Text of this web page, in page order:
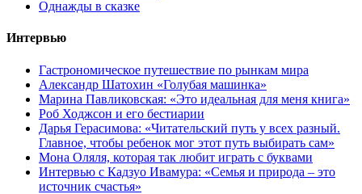
Однажды в сказке
Интервью
Гастрономическое путешествие по рынкам мира
Александр Шатохин «Голубая машинка»
Марина Павликовская: «Это идеальная для меня книга»
Роб Ходжсон и его бестиарии
Дарья Герасимова: «Читательский путь у всех разный.
Главное, чтобы ребенок мог этот путь выбирать сам»
Мона Оляля, которая так любит играть с буквами
Интервью с Кадзуо Ивамура: «Семья и природа – это
источник счастья»